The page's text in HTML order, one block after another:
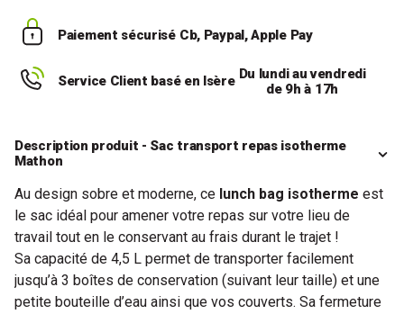
Paiement sécurisé Cb, Paypal, Apple Pay
Service Client basé en Isère Du lundi au vendredi
de 9h à 17h
Description produit - Sac transport repas isotherme
Mathon
Au design sobre et moderne, ce lunch bag isotherme est
le sac idéal pour amener votre repas sur votre lieu de
travail tout en le conservant au frais durant le trajet !
Sa capacité de 4,5 L permet de transporter facilement
jusqu’à 3 boîtes de conservation (suivant leur taille) et une
petite bouteille d’eau ainsi que vos couverts. Sa fermeture